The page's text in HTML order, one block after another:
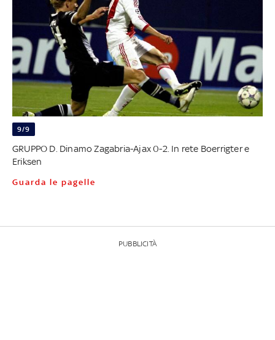
9/9
GRUPPO D. Dinamo Zagabria-Ajax 0-2. In rete Boerrigter e
Eriksen
Guarda le pagelle
PUBBLICITÀ